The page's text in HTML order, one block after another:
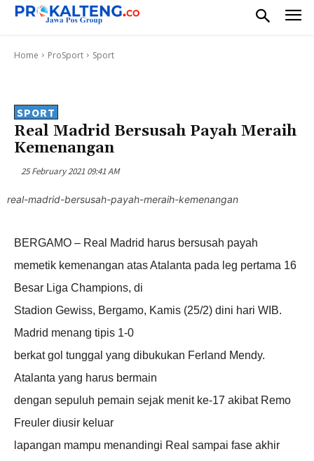
Home ProSport Sport
SPORT
Real Madrid Bersusah Payah Meraih
Kemenangan
25 February 2021 09:41 AM
real-madrid-bersusah-payah-meraih-kemenangan
BERGAMO – Real Madrid harus bersusah payah
memetik kemenangan atas Atalanta pada leg pertama 16
Besar Liga Champions, di
Stadion Gewiss, Bergamo, Kamis (25/2) dini hari WIB.
Madrid menang tipis 1-0
berkat gol tunggal yang dibukukan Ferland Mendy.
Atalanta yang harus bermain
dengan sepuluh pemain sejak menit ke-17 akibat Remo
Freuler diusir keluar
lapangan mampu menandingi Real sampai fase akhir